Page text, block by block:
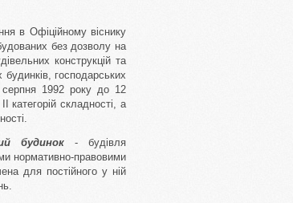
в Офіційному віснику
без дозволу на
конструкцій та
господарських
1992 року до 12
категорій складності, а
будинок - будівля
нормативно-правовими
для постійного у ній